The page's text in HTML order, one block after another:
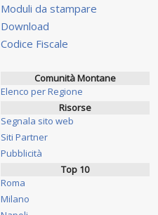
Moduli da stampare
Download
Codice Fiscale
Comunità Montane
Elenco per Regione
Risorse
Segnala sito web
Siti Partner
Pubblicità
Top 10
Roma
Milano